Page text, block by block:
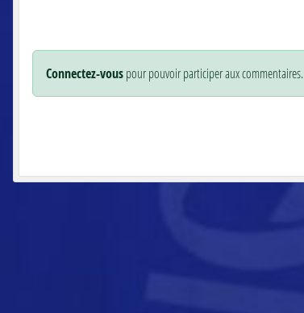
Connectez-vouspour pouvoir participer aux commentaires.